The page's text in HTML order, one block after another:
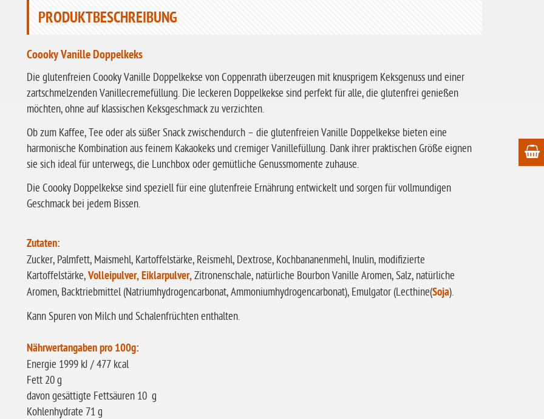
PRODUKTBESCHREIBUNG
Coooky Vanille Doppelkeks
Die glutenfreien Coooky Vanille Doppelkekse von Coppenrath überzeugen mit knusprigem Keksgenuss und einer
zartschmelzenden Vanillecremefüllung. Die leckeren Doppelkekse sind perfekt für alle, die glutenfrei genießen
möchten, ohne auf klassischen Keksgeschmack zu verzichten.
Ob zum Kaffee, Tee oder als süßer Snack zwischendurch – die glutenfreien Vanille Doppelkekse bieten eine
harmonische Kombination aus feinem Kakaokeks und cremiger Vanillefüllung. Dank ihrer praktischen Größe eignen
sie sich ideal für unterwegs, die Lunchbox oder gemütliche Genussmomente zuhause.
Die Coooky Doppelkekse sind speziell für eine glutenfreie Ernährung entwickelt und sorgen für vollmundigen
Geschmack bei jedem Bissen.
Zutaten:
Zucker, Palmfett, Maismehl, Kartoffelstärke, Reismehl, Dextrose, Kochbananenmehl, Inulin, modifizierte
Kartoffelstärke,Volleipulver, Eiklarpulver,Zitronenschale, natürliche Bourbon Vanille Aromen, Salz, natürliche
Aromen, Backtriebmittel (Natriumhydrogencarbonat, Ammoniumhydrogencarbonat), Emulgator (Lecthine(Soja).
Kann Spuren von Milch und Schalenfrüchten enthalten.
Nährwertangaben pro 100g:
Energie 1999 kJ / 477 kcal
Fett 20 g
davon gesättigte Fettsäuren 10 g
Kohlenhydrate 71 g